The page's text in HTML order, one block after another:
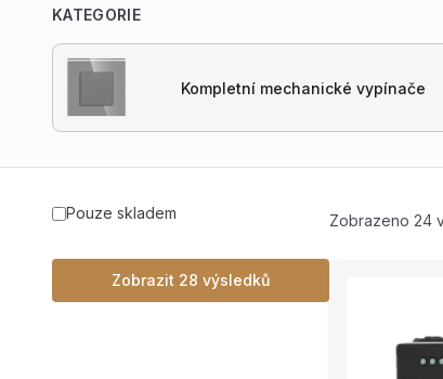
KATEGORIE
Kompletní mechanické vypínače
Pouze skladem
Zobrazit 28 výsledků
Zobrazeno 24